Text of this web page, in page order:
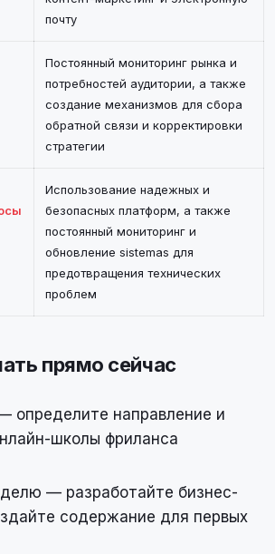
почту
Постоянный мониторинг рынка и
потребностей аудитории, а также
создание механизмов для сбора
обратной связи и корректировки
стратегии
Использование надежных и
безопасных платформ, а также
постоянный мониторинг и
обновление sistemas для
предотвращения технических
проблем
прямо сейчас
определите направление и
школы фриланса
— разработайте бизнес-
содержание для первых